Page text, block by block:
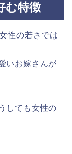
む特徴
性の若さでは
いお嫁さんが
しても女性の